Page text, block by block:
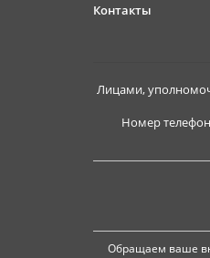
Контакты
Лицами,
Номер
Обращаем ваше